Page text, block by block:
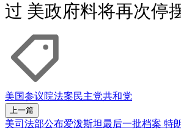
过 美政府料将再次停
美国参议院法案民主党共和党
上一篇
美司法部公布爱泼斯坦最后一批档案 特